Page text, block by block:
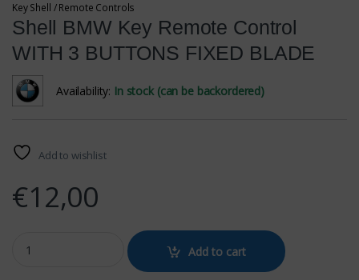
Key Shell / Remote Controls
Shell BMW Key Remote Control
WITH 3 BUTTONS FIXED BLADE
Availability: In stock (can be backordered)
Add to wishlist
€12,00
Shell BMW Key Remote Control WITH 3 BUTTONS FIXED BLADE
Add to cart